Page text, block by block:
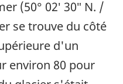
(50° 02′ 30″ N. /
se trouve du côté
d'un
environ 80 pour